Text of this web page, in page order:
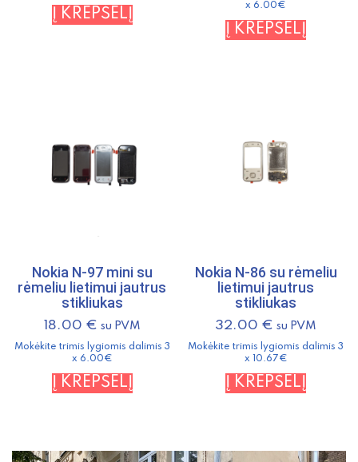
Į KREPŠELĮ
x 6.00€
Į KREPŠELĮ
Nokia N-97 mini su
rėmeliu lietimui jautrus
stikliukas
18.00 € su PVM
Mokėkite trimis lygiomis dalimis 3
x 6.00€
Į KREPŠELĮ
Nokia N-86 su rėmeliu
lietimui jautrus
stikliukas
32.00 € su PVM
Mokėkite trimis lygiomis dalimis 3
x 10.67€
Į KREPŠELĮ